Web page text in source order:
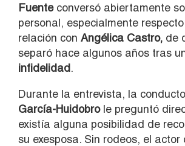
Fuenteconversó abiertamente
personal, especialmente
relación con Angélica Castro, de
separó hace algunos años tras
infidelidad.
Durante la entrevista, la
García-Huidobrole preguntó
existía alguna posibilidad de
su exesposa. Sin rodeos, el actor